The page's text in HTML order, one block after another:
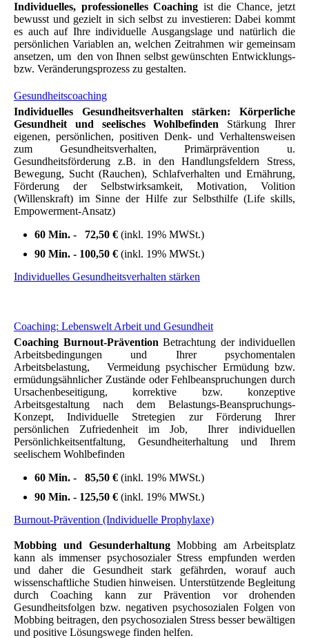
Individuelles, professionelles Coaching ist die Chance, jetzt
bewusst und gezielt in sich selbst zu investieren: Dabei kommt
es auch auf Ihre individuelle Ausgangslage und natürlich die
persönlichen Variablen an, welchen Zeitrahmen wir gemeinsam
ansetzen, um den von Ihnen selbst gewünschten Entwicklungs-
bzw. Veränderungsprozess zu gestalten.
Gesundheitscoaching
Individuelles Gesundheitsverhalten stärken: Körperliche
Gesundheit und seelisches Wohlbefinden Stärkung Ihrer
eigenen, persönlichen, positiven Denk- und Verhaltensweisen
zum Gesundheitsverhalten, Primärprävention u.
Gesundheitsförderung z.B. in den Handlungsfeldern Stress,
Bewegung, Sucht (Rauchen), Schlafverhalten und Ernährung,
Förderung der Selbstwirksamkeit, Motivation, Volition
(Willenskraft) im Sinne der Hilfe zur Selbsthilfe (Life skills,
Empowerment-Ansatz)
60 Min. - 72,50 € (inkl. 19% MWSt.)
90 Min. - 100,50 € (inkl. 19% MWSt.)
Individuelles Gesundheitsverhalten stärken
Coaching: Lebenswelt Arbeit und Gesundheit
Coaching Burnout-Prävention Betrachtung der individuellen
Arbeitsbedingungen und Ihrer psychomentalen
Arbeitsbelastung, Vermeidung psychischer Ermüdung bzw.
ermüdungsähnlicher Zustände oder Fehlbeanspruchungen durch
Ursachenbeseitigung, korrektive bzw. konzeptive
Arbeitsgestaltung nach dem Belastungs-Beanspruchungs-
Konzept, Individuelle Stretegien zur Förderung Ihrer
persönlichen Zufriedenheit im Job, Ihrer individuellen
Persönlichkeitsentfaltung, Gesundheiterhaltung und Ihrem
seelischem Wohlbefinden
60 Min. - 85,50 € (inkl. 19% MWSt.)
90 Min. - 125,50 € (inkl. 19% MWSt.)
Burnout-Prävention (Individuelle Prophylaxe)
Mobbing und GesunderhaltungMobbing am Arbeitsplatz
kann als immenser psychosozialer Stress empfunden werden
und daher die Gesundheit stark gefährden, worauf auch
wissenschaftliche Studien hinweisen. Unterstützende Begleitung
durch Coaching kann zur Prävention vor drohenden
Gesundheitsfolgen bzw. negativen psychosozialen Folgen von
Mobbing beitragen, den psychosozialen Stress besser bewältigen
und positive Lösungswege finden helfen.